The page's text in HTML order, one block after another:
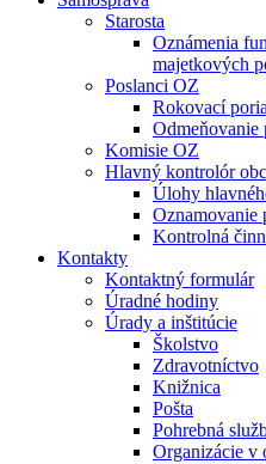
Starosta
Oznámenia
majetkových
Poslanci OZ
Rokovací
Odmeňovanie
Komisie OZ
Hlavný kontrolór
Úlohy
Oznamovanie
Kontrolná
Kontakty
Kontaktný formulár
Úradné hodiny
Úrady a inštitúcie
Školstvo
Zdravotníctvo
Knižnica
Pošta
Pohrebná
Organizácie v